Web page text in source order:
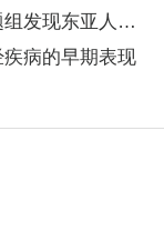
上一条：我院神经内科商慧芳教授课题组发现东亚人群帕金森病发病年龄相关新遗传...
病的早期表现